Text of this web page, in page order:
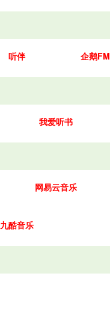
听伴 企鹅FM
我爱听书
网易云音乐
九酷音乐